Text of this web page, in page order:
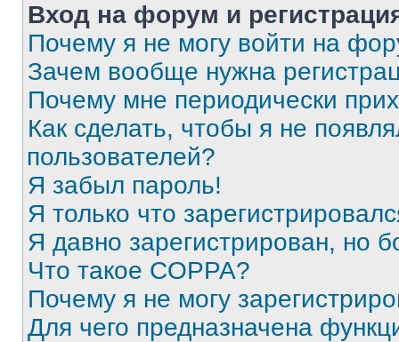
Вход на форум и
Почему я не могу войти на
Зачем вообще нужна
Почему мне периодически
Как сделать, чтобы я не
пользователей?
Я забыл пароль!
Я только что
Я давно зарегистрирован, но
Что такое COPPA?
Почему я не могу
Для чего предназначена